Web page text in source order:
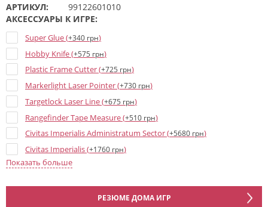
АРТИКУЛ:
99122601010
АКСЕССУАРЫ К ИГРЕ:
Super Glue (+340 грн)
Hobby Knife (+575 грн)
Plastic Frame Cutter (+725 грн)
Markerlight Laser Pointer (+730 грн)
Targetlock Laser Line (+675 грн)
Rangefinder Tape Measure (+510 грн)
Civitas Imperialis Administratum Sector (+5680 грн)
Civitas Imperialis (+1760 грн)
Civitas Imperialis Spires (
The Devastation of Tallarn (Army cards) (+920 грн
Показать больше
РЕЗЮМЕ ДОМА ИГР